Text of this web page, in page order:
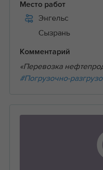
Место работ
Энгельс
Сызрань
Комментарий
«Перевозка
#Погрузочно-